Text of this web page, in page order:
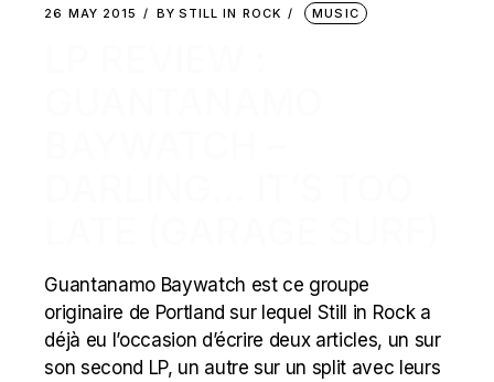
26 MAY 2015 BY STILL IN ROCK MUSIC
Guantanamo Baywatch est ce groupe
originaire de Portland sur lequel Still in Rock a
déjà eu l’occasion d’écrire deux articles, un sur
son second LP, un autre sur un split avec leurs